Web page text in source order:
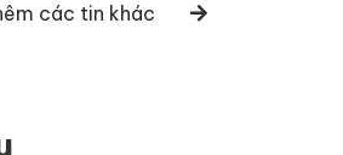
các tin khác